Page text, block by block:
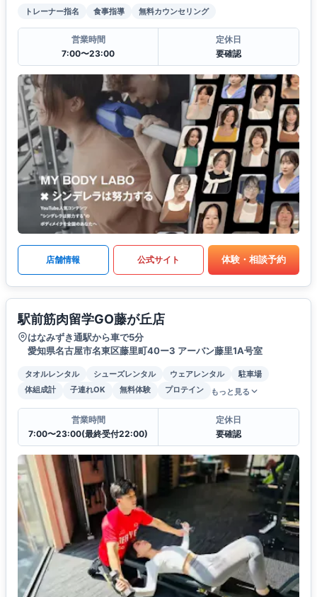
トレーナー指名 食事指導 無料カウンセリング
営業時間
7:00〜23:00
定休日
要確認
店舗情報 公式サイト 体験・相談予約
駅前筋肉留学GO藤が丘店
はなみずき通駅から車で5分
愛知県名古屋市名東区藤里町40ー3 アーバン藤里1A号室
タオルレンタル シューズレンタル ウェアレンタル
駐車場
体組成計
子連れOK 無料体験 プロテイン もっと見る
営業時間
7:00〜23:00(最終受付22:00)
定休日
要確認